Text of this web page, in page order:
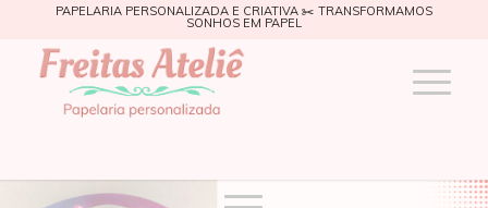
PAPELARIA PERSONALIZADA E CRIATIVA ✂️ TRANSFORMAMOS
SONHOS EM PAPEL